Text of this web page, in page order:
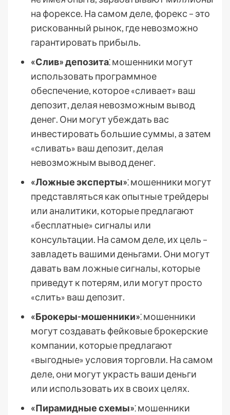
на форексе. На самом деле, форекс – это
рискованный рынок, где невозможно
гарантировать прибыль.
«Слив» депозита⁚ мошенники могут
использовать программное
обеспечение, которое «сливает» ваш
депозит, делая невозможным вывод
денег. Они могут убеждать вас
инвестировать большие суммы, а затем
«сливать» ваш депозит, делая
невозможным вывод денег.
«Ложные эксперты»⁚ мошенники могут
представляться как опытные трейдеры
или аналитики, которые предлагают
«бесплатные» сигналы или
консультации. На самом деле, их цель –
завладеть вашими деньгами. Они могут
давать вам ложные сигналы, которые
приведут к потерям, или могут просто
«слить» ваш депозит.
«Брокеры-мошенники»⁚ мошенники
могут создавать фейковые брокерские
компании, которые предлагают
«выгодные» условия торговли. На самом
деле, они могут украсть ваши деньги
или использовать их в своих целях.
«Пирамидные схемы»⁚ мошенники